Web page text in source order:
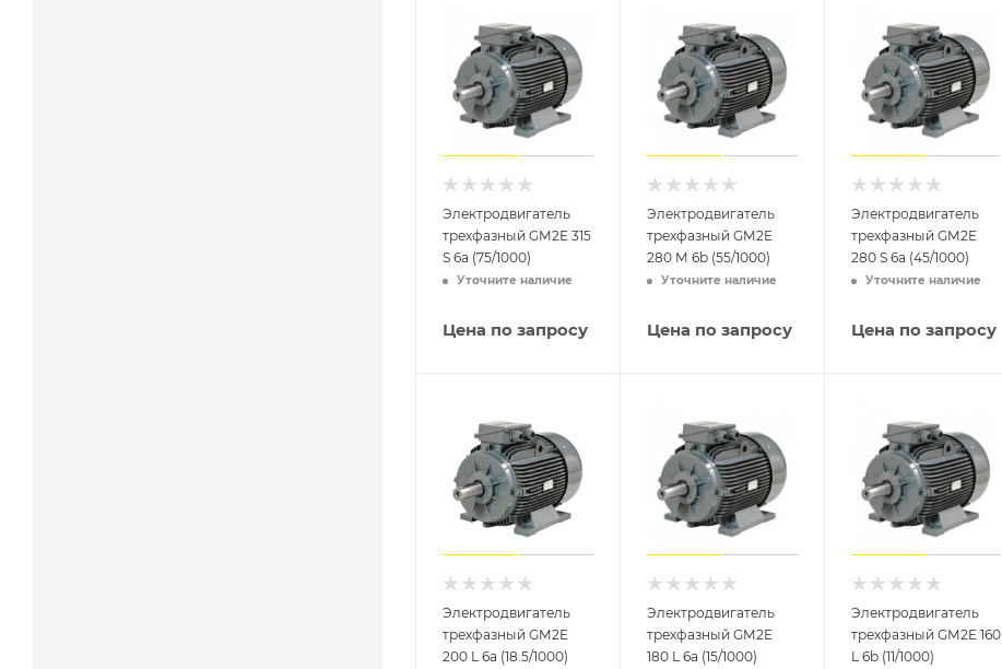
Электродвигатель
трехфазный GM2E 315
S 6a (75/1000)
Уточните наличие
Цена по запросу
Электродвигатель
трехфазный GM2E
280 M 6b (55/1000)
Уточните наличие
Цена по запросу
Электродвигатель
трехфазный GM2E
280 S 6a (45/1000)
Уточните наличие
Цена по запросу
Электродвигатель
трехфазный GM2E
200 L 6a (18.5/1000)
Электродвигатель
трехфазный GM2E
180 L 6a (15/1000)
Электродвигатель
трехфазный GM2E 160
L 6b (11/1000)